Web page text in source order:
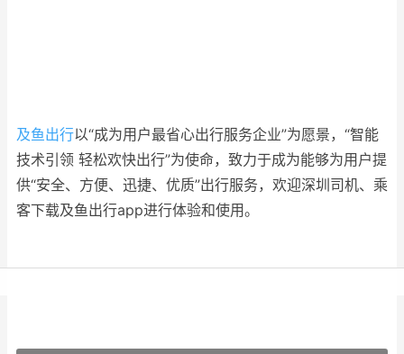
及鱼出行以“成为用户最省心出行服务企业”为愿景，“智能
技术引领 轻松欢快出行”为使命，致力于成为能够为用户提
供“安全、方便、迅捷、优质”出行服务，欢迎深圳司机、乘
客下载及鱼出行app进行体验和使用。